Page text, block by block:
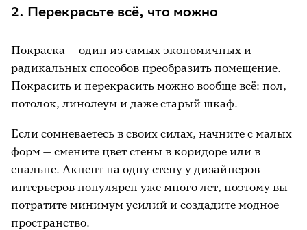
2. Перекрасьте всё, что можно
Покраска — один из самых экономичных и
радикальных способов преобразить помещение.
Покрасить и перекрасить можно вообще всё: пол,
потолок, линолеум и даже старый шкаф.
Если сомневаетесь в своих силах, начните с малых
форм — смените цвет стены в коридоре или в
спальне. Акцент на одну стену у дизайнеров
интерьеров популярен уже много лет, поэтому вы
потратите минимум усилий и создадите модное
пространство.